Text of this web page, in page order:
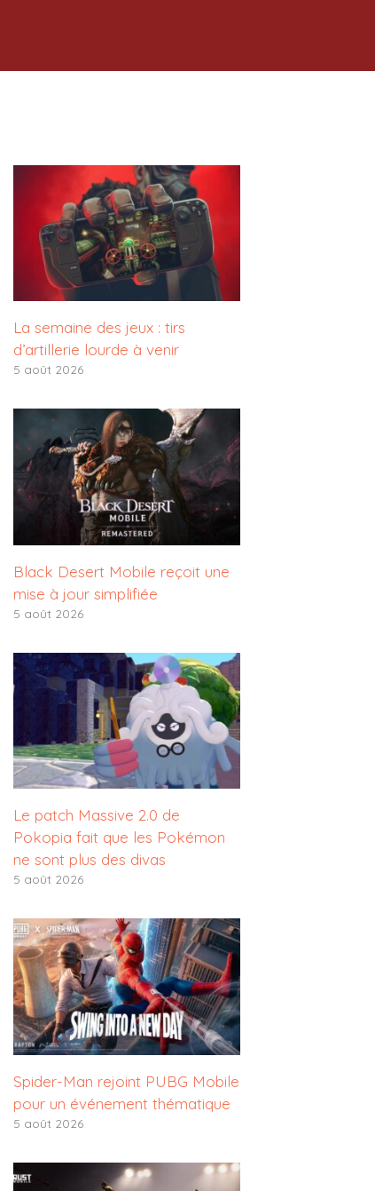
La semaine des jeux : tirs
d’artillerie lourde à venir
5 août 2026
Black Desert Mobile reçoit une
mise à jour simplifiée
5 août 2026
Le patch Massive 2.0 de
Pokopia fait que les Pokémon
ne sont plus des divas
5 août 2026
Spider-Man rejoint PUBG Mobile
pour un événement thématique
5 août 2026